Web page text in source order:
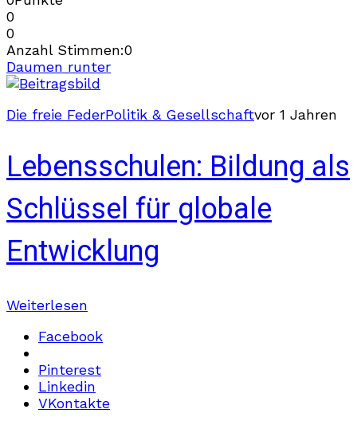
0
0
Anzahl Stimmen:0
Daumen runter
Die freie FederPolitik & Gesellschaftvor 1 Jahren
Lebensschulen: Bildung als
Schlüssel für globale
Entwicklung
Weiterlesen
Facebook
Pinterest
Linkedin
VKontakte